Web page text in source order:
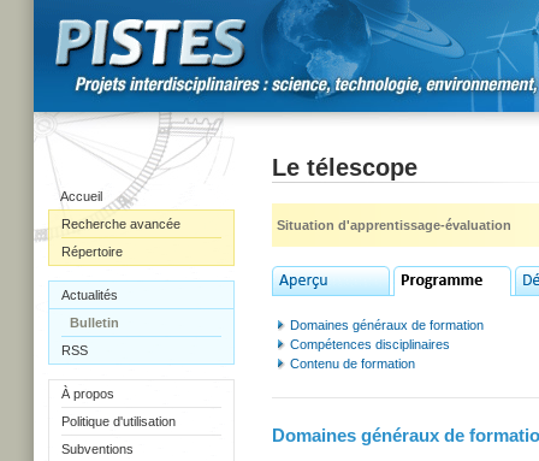
Accueil
Recherche avancée
Répertoire
Actualités
Bulletin
RSS
À propos
Politique d'utilisation
Subventions
Le télescope
Situation d'apprentissage-évaluation
Domaines généraux de formation
Compétences disciplinaires
Contenu de formation
Domaines généraux de